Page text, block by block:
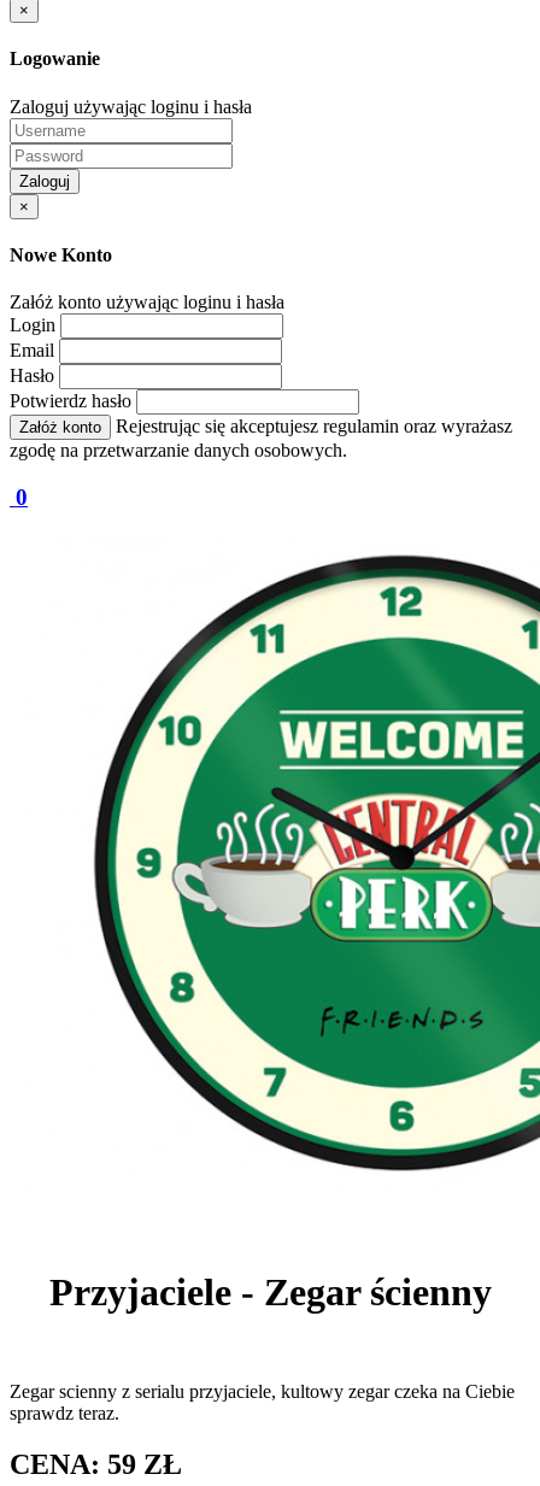
×
Logowanie
Zaloguj używając loginu i hasła
Zaloguj
×
Nowe Konto
Załóż konto używając loginu i hasła
Login
Email
Hasło
Potwierdz hasło
Załóż konto
Rejestrując się akceptujesz regulamin oraz wyrażasz
zgodę na przetwarzanie danych osobowych.
0
Przyjaciele - Zegar ścienny
Zegar scienny z serialu przyjaciele, kultowy zegar czeka na Ciebie
sprawdz teraz.
CENA: 59 ZŁ